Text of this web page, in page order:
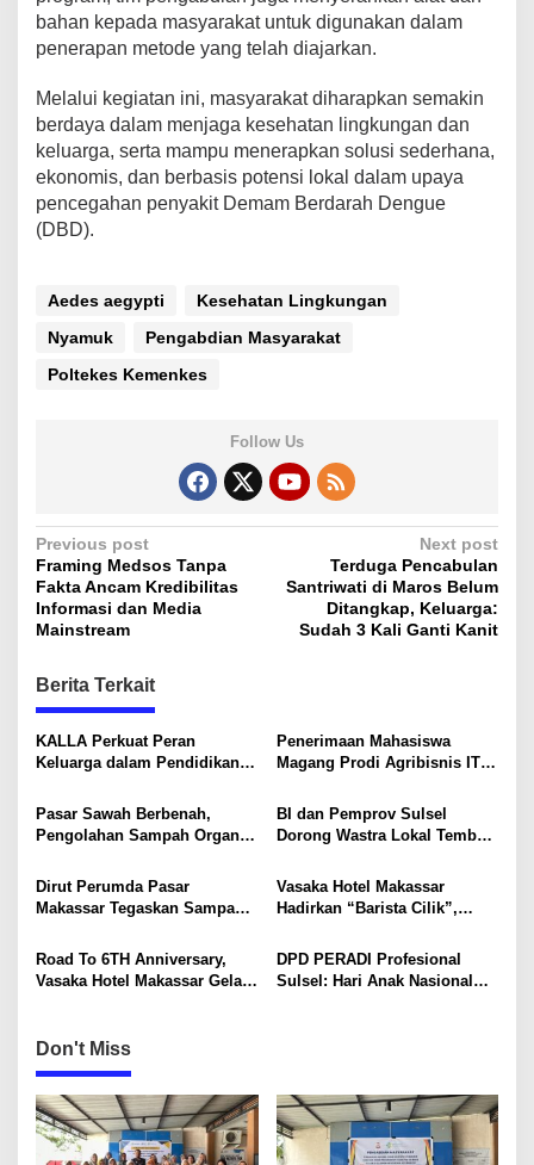
bahan kepada masyarakat untuk digunakan dalam
penerapan metode yang telah diajarkan.
Melalui kegiatan ini, masyarakat diharapkan semakin
berdaya dalam menjaga kesehatan lingkungan dan
keluarga, serta mampu menerapkan solusi sederhana,
ekonomis, dan berbasis potensi lokal dalam upaya
pencegahan penyakit Demam Berdarah Dengue
(DBD).
Aedes aegypti
Kesehatan Lingkungan
Nyamuk
Pengabdian Masyarakat
Poltekes Kemenkes
Follow Us
P
o
s
n
a
v
g
a
t
i
o
n
Previous post
Framing Medsos Tanpa
Fakta Ancam Kredibilitas
Informasi dan Media
Mainstream
Next post
Terduga Pencabulan
Santriwati di Maros Belum
Ditangkap, Keluarga:
Sudah 3 Kali Ganti Kanit
Berita Terkait
KALLA Perkuat Peran
Keluarga dalam Pendidikan
Explorers
Penerimaan Mahasiswa
Magang Prodi Agribisnis ITP
Perkuat Kompetensi Lewat
Program MBKM
Pasar Sawah Berbenah,
Pengolahan Sampah Organik
BI dan Pemprov Sulsel
Dorong Wastra Lokal Tembus
Mancanegara
Dirut Perumda Pasar
Makassar Tegaskan Sampah
Bukan Dibuang ke TPA
Vasaka Hotel Makassar
Hadirkan “Barista Cilik”,
Untuk Anak-Anak
Road To 6TH Anniversary,
Vasaka Hotel Makassar Gelar
Untuk Anak-Anak
DPD PERADI Profesional
Sulsel: Hari Anak Nasional
Don't Miss